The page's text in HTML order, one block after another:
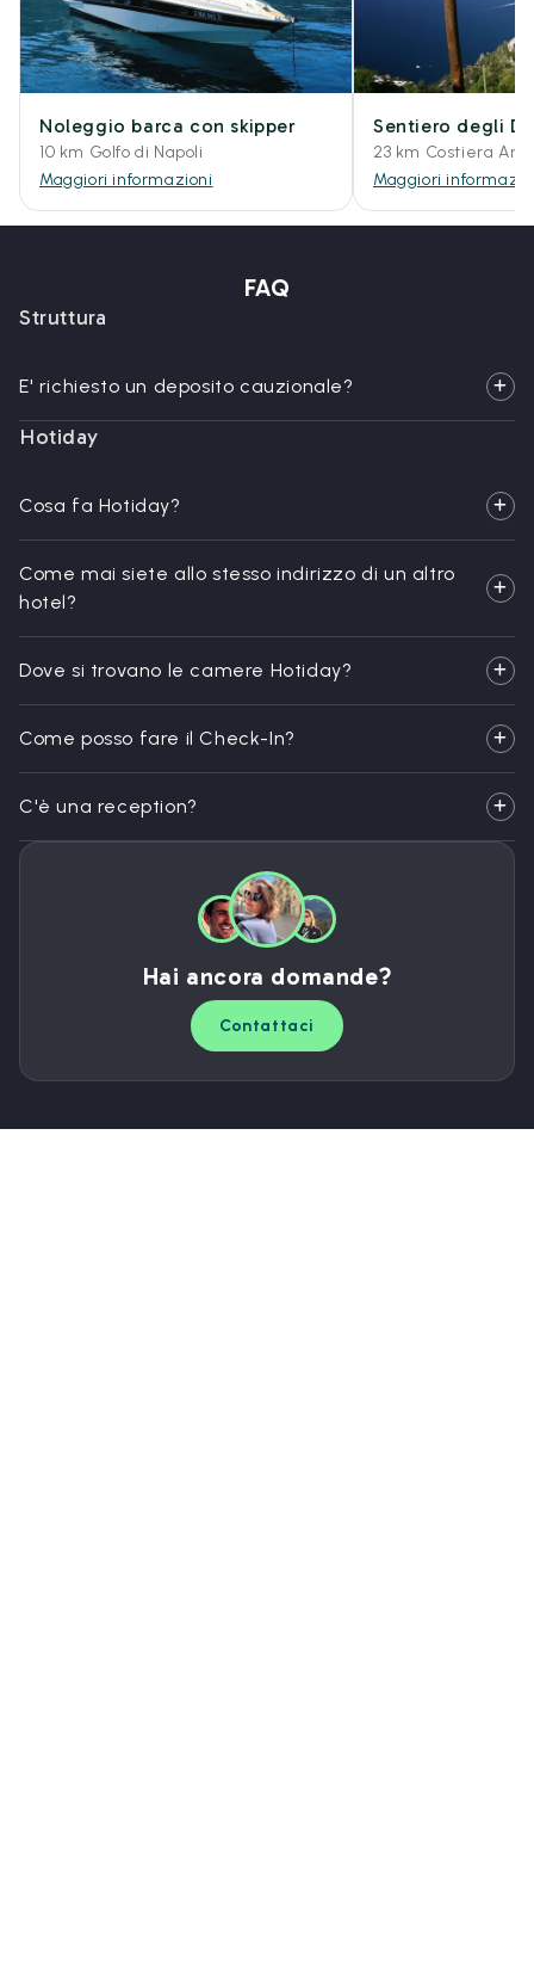
Noleggio barca con skipper
10 km Golfo di Napoli
Maggiori informazioni
Sentiero degli
23 km Costiera
Maggiori
FAQ
Struttura
E' richiesto un deposito cauzionale?
Hotiday
Cosa fa Hotiday?
Come mai siete allo stesso indirizzo di un altro
hotel?
Dove si trovano le camere Hotiday?
Come posso fare il Check-In?
C'è una reception?
Hai ancora domande?
Contattaci